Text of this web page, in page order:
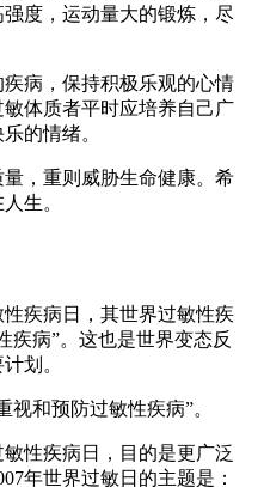
度，运动量大的锻炼，尽
病，保持积极乐观的心情
体质者平时应培养自己广
的情绪。
，重则威胁生命健康。希
生。
疾病日，其世界过敏性疾
疾病”。这也是世界变态反
划。
视和预防过敏性疾病”。
性疾病日，目的是更广泛
年世界过敏日的主题是：